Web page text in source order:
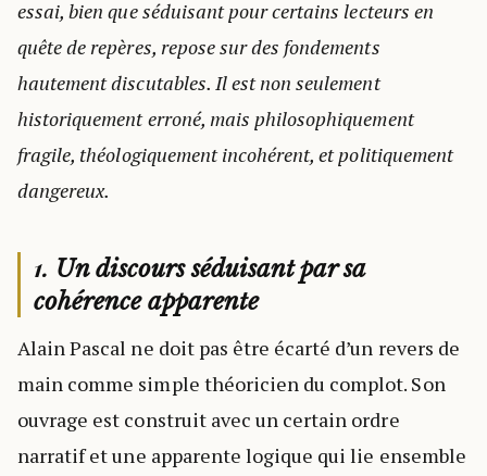
essai, bien que séduisant pour certains lecteurs en
quête de repères, repose sur des fondements
hautement discutables. Il est non seulement
historiquement erroné, mais philosophiquement
fragile, théologiquement incohérent, et politiquement
dangereux.
1. Un discours séduisant par sa
cohérence apparente
Alain Pascal ne doit pas être écarté d’un revers de
main comme simple théoricien du complot. Son
ouvrage est construit avec un certain ordre
narratif et une apparente logique qui lie ensemble